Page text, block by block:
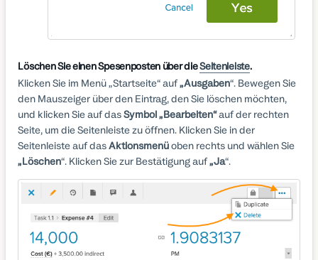
Löschen Sie einen Spesenposten über dieSeitenleiste.
Klicken Sie im Menü „Startseite“ auf„Ausgaben“. Bewegen Sie
den Mauszeiger über den Eintrag, den Sie löschen möchten,
und klicken Sie auf dasSymbol „Bearbeiten“auf der rechten
Seite, um die Seitenleiste zu öffnen. Klicken Sie in der
Seitenleiste auf dasAktionsmenüoben rechts und wählen Sie
„Löschen“. Klicken Sie zur Bestätigung auf„Ja“.